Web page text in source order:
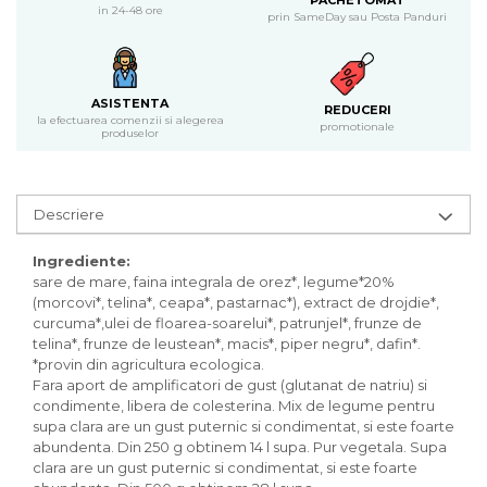
Masline bio si antipasti
Masline bio
Fulgi din cereale bio
Orez bio si leguminoase
Legume bio
Legume bio in conserva
Orez bio
Paste si fidea
Paste bio din emmer
Paste bio din grau
Paste bio din spelta
in 24-48 ore prin SameDay sau Posta Panduri
ASISTENTA
la efectuarea comenzii si alegerea
produselor
REDUCERI
promotionale
Descriere
Ingrediente:
sare de mare, faina integrala de orez*, legume*20%
(morcovi*, telina*, ceapa*, pastarnac*), extract de drojdie*,
curcuma*,ulei de floarea-soarelui*, patrunjel*, frunze de
telina*, frunze de leustean*, macis*, piper negru*, dafin*.
*provin din agricultura ecologica.
Fara aport de amplificatori de gust (glutanat de natriu) si
condimente, libera de colesterina. Mix de legume pentru
supa clara are un gust puternic si condimentat, si este foarte
abundenta. Din 250 g obtinem 14 l supa. Pur vegetala. Supa
clara are un gust puternic si condimentat, si este foarte